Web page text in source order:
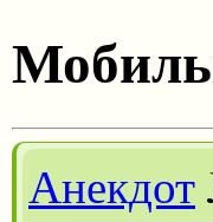
Анекдот